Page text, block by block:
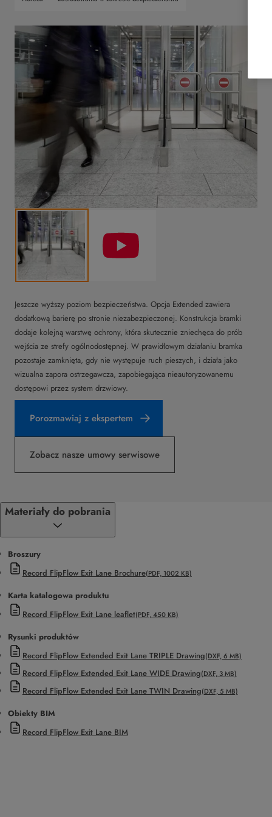
Jeszcze wyższy poziom bezpieczeństwa. Opcja Extended zawiera
dodatkową barierę po stronie niezabezpieczonej. Konstrukcja bramki
dodaje kolejną warstwę ochrony, która skutecznie zniechęca do prób
wejścia ze strefy ogólnodostępnej. W prawidłowym działaniu bramka
pozostaje zamknięta, gdy nie występuje ruch pieszych, i działa jako
wizualna zapora ostrzegawcza, zapobiegająca nieautoryzowanemu
dostępowi przez system drzwiowy.
Porozmawiaj z ekspertem
Zobacz nasze umowy serwisowe
Materiały do pobrania
Broszury
Record FlipFlow Exit Lane Brochure(PDF, 1002 KB)
Karta katalogowa produktu
Record FlipFlow Exit Lane leaflet(PDF, 450 KB)
Rysunki produktów
Record FlipFlow Extended Exit Lane TRIPLE Drawing(DXF, 6 MB)
Record FlipFlow Extended Exit Lane WIDE Drawing(DXF, 3 MB)
Record FlipFlow Extended Exit Lane TWIN Drawing(DXF, 5 MB)
Obiekty BIM
Record FlipFlow Exit Lane BIM